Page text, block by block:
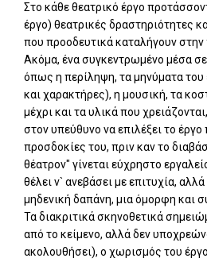
Στο κάθε θεατρικό έργο
έργο) θεατρικές δραστηριότητες
που προοδευτικά καταλήγουν στην
Ακόμα, ένα συγκεντρωμένο μέσα σε
όπως η περίληψη, τα μηνύματα του
και χαρακτήρες), η μουσική, τα
μέχρι και τα υλικά που
στον υπεύθυνο να επιλέξει το έργο
προσδοκίες του, πριν καν το
θέατρον" γίνεται εύχρηστο
θέλει ν` ανεβάσει με επιτυχία,
μηδενική δαπάνη, μια όμορφη και
Τα διακριτικά σκηνοθετικά
από το κείμενο, αλλά δεν
ακολουθήσει), ο χωρισμός του